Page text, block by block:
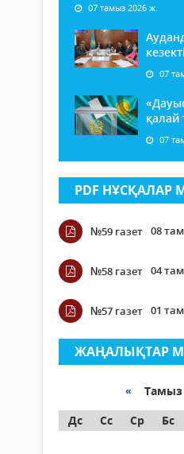
07 тамыз 2026 ж.
07
қалай
07
PDF НҰСҚАЛАР
№59 газет 08
№58 газет 04
№57 газет 01
ЖАҢАЛЫҚТАР
« Тамыз
Дс
Сс Ср Бс